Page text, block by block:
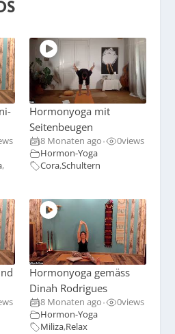
,
Hormonyoga mit
Seitenbeugen
8 Monaten ago • 0views
Hormon-Yoga
Cora,Schultern
Hormonyoga gemäss
Dinah Rodrigues
8 Monaten ago • 0views
Hormon-Yoga
Miliza,Relax